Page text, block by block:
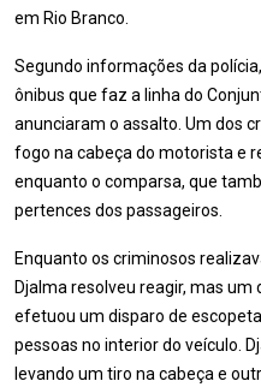
em Rio Branco.
Segundo informações da
ônibus que faz a linha do
anunciaram o assalto. Um dos
fogo na cabeça do motorista e
enquanto o comparsa, que
pertences dos passageiros.
Enquanto os criminosos
Djalma resolveu reagir, mas
efetuou um disparo de
pessoas no interior do veículo.
levando um tiro na cabeça e